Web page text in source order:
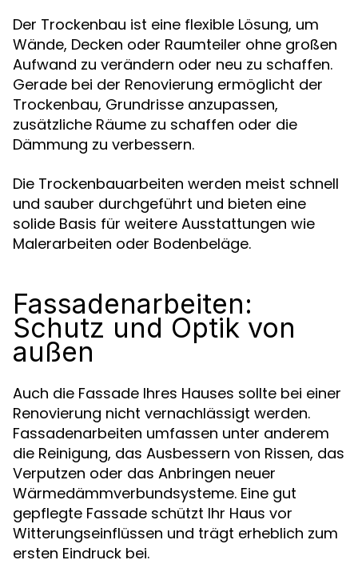
Der Trockenbau ist eine flexible Lösung, um
Wände, Decken oder Raumteiler ohne großen
Aufwand zu verändern oder neu zu schaffen.
Gerade bei der Renovierung ermöglicht der
Trockenbau, Grundrisse anzupassen,
zusätzliche Räume zu schaffen oder die
Dämmung zu verbessern.
Die Trockenbauarbeiten werden meist schnell
und sauber durchgeführt und bieten eine
solide Basis für weitere Ausstattungen wie
Malerarbeiten oder Bodenbeläge.
Fassadenarbeiten:
Schutz und Optik von
außen
Auch die Fassade Ihres Hauses sollte bei einer
Renovierung nicht vernachlässigt werden.
Fassadenarbeiten umfassen unter anderem
die Reinigung, das Ausbessern von Rissen, das
Verputzen oder das Anbringen neuer
Wärmedämmverbundsysteme. Eine gut
gepflegte Fassade schützt Ihr Haus vor
Witterungseinflüssen und trägt erheblich zum
ersten Eindruck bei.